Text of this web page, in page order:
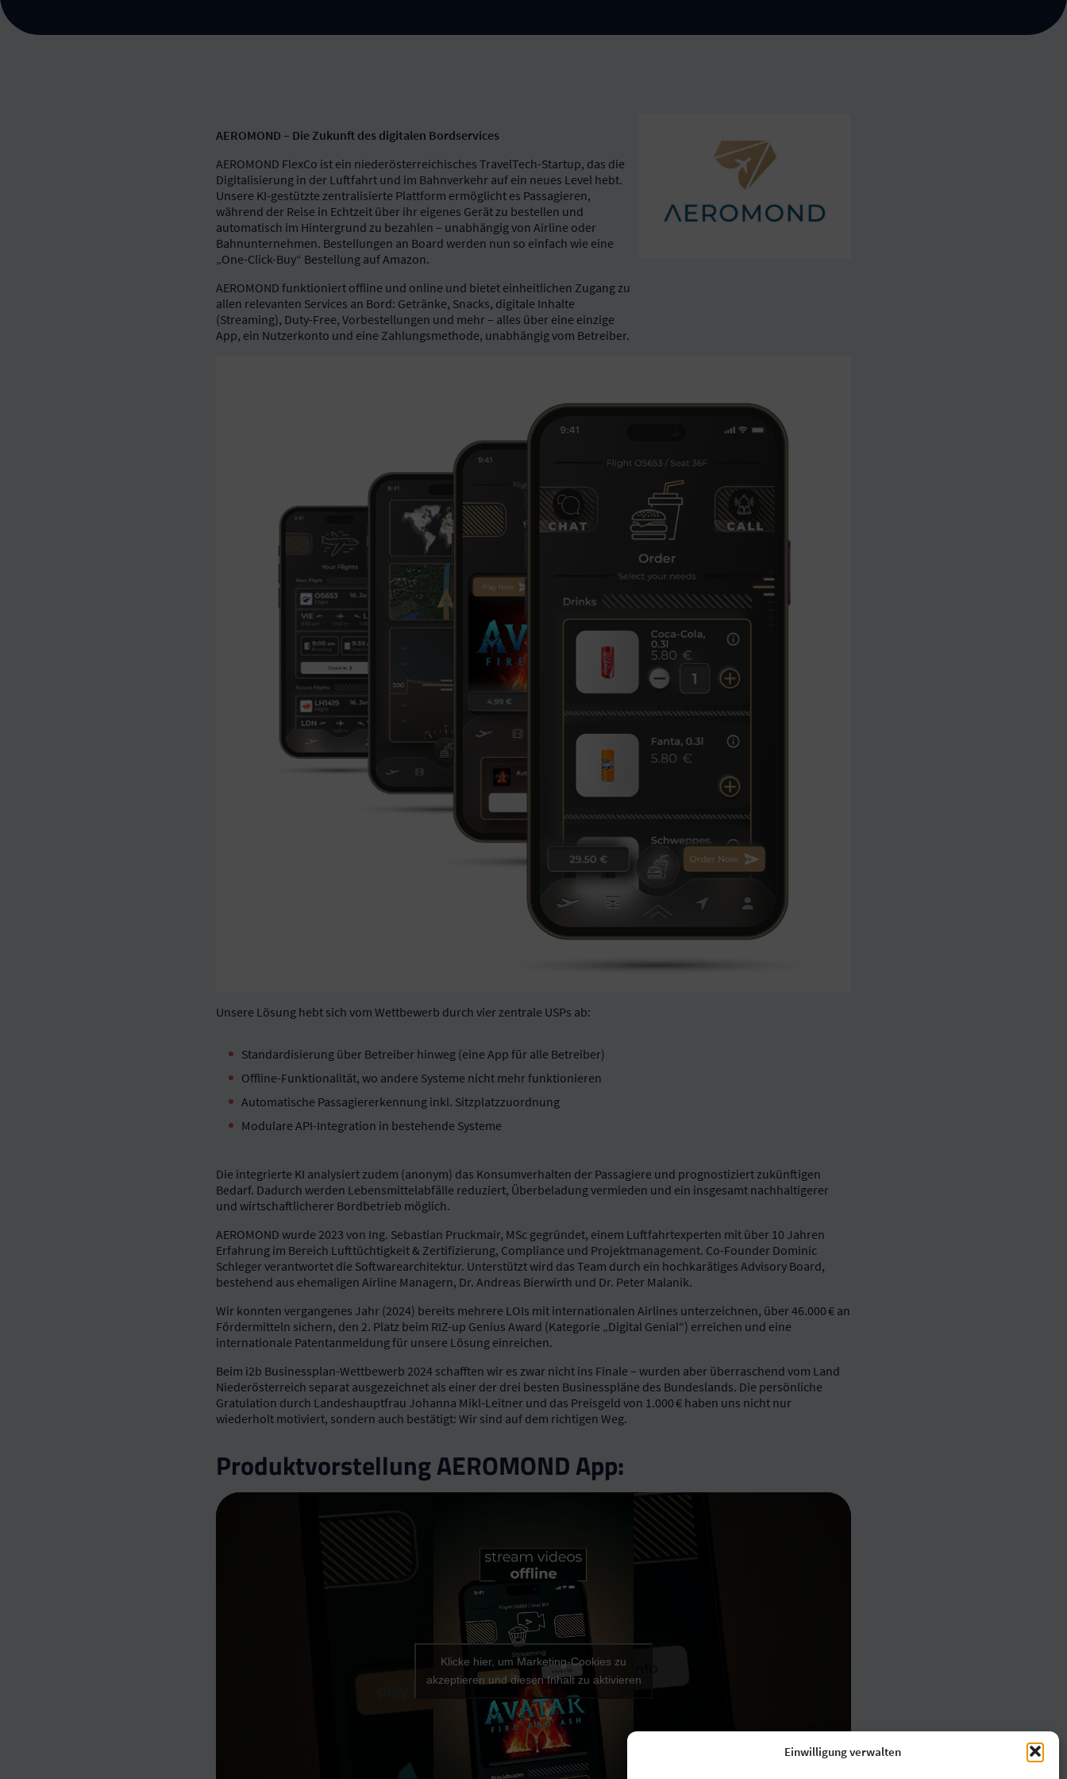
Einwilligung verwalten
AEROMOND – Die Zukunft des digitalen Bordservices
AEROMOND FlexCo ist ein niederösterreichisches TravelTech-Startup, das die
Digitalisierung in der Luftfahrt und im Bahnverkehr auf ein neues Level hebt.
Unsere KI-gestützte zentralisierte Plattform ermöglicht es Passagieren,
während der Reise in Echtzeit über ihr eigenes Gerät zu bestellen und
automatisch im Hintergrund zu bezahlen – unabhängig von Airline oder
Bahnunternehmen. Bestellungen an Board werden nun so einfach wie eine
„One-Click-Buy“ Bestellung auf Amazon.
AEROMOND funktioniert offline und online und bietet einheitlichen Zugang zu
allen relevanten Services an Bord: Getränke, Snacks, digitale Inhalte
(Streaming), Duty-Free, Vorbestellungen und mehr – alles über eine einzige
App, ein Nutzerkonto und eine Zahlungsmethode, unabhängig vom Betreiber.
Unsere Lösung hebt sich vom Wettbewerb durch vier zentrale USPs ab:
Standardisierung über Betreiber hinweg (eine App für alle Betreiber)
Offline-Funktionalität, wo andere Systeme nicht mehr funktionieren
Automatische Passagiererkennung inkl. Sitzplatzzuordnung
Modulare API-Integration in bestehende Systeme
Die integrierte KI analysiert zudem (anonym) das Konsumverhalten der Passagiere und prognostiziert zukünftigen
Bedarf. Dadurch werden Lebensmittelabfälle reduziert, Überbeladung vermieden und ein insgesamt nachhaltigerer
und wirtschaftlicherer Bordbetrieb möglich.
AEROMOND wurde 2023 von Ing. Sebastian Pruckmair, MSc gegründet, einem Luftfahrtexperten mit über 10 Jahren
Erfahrung im Bereich Lufttüchtigkeit & Zertifizierung, Compliance und Projektmanagement. Co-Founder Dominic
Schleger verantwortet die Softwarearchitektur. Unterstützt wird das Team durch ein hochkarätiges Advisory Board,
bestehend aus ehemaligen Airline Managern, Dr. Andreas Bierwirth und Dr. Peter Malanik.
Wir konnten vergangenes Jahr (2024) bereits mehrere LOIs mit internationalen Airlines unterzeichnen, über 46.000 € an
Fördermitteln sichern, den 2. Platz beim RIZ-up Genius Award (Kategorie „Digital Genial“) erreichen und eine
internationale Patentanmeldung für unsere Lösung einreichen.
Beim i2b Businessplan-Wettbewerb 2024 schafften wir es zwar nicht ins Finale – wurden aber überraschend vom Land
Niederösterreich separat ausgezeichnet als einer der drei besten Businesspläne des Bundeslands. Die persönliche
Gratulation durch Landeshauptfrau Johanna Mikl-Leitner und das Preisgeld von 1.000 € haben uns nicht nur
wiederholt motiviert, sondern auch bestätigt: Wir sind auf dem richtigen Weg.
Produktvorstellung AEROMOND App:
Klicke hier, um Marketing-Cookies zu
akzeptieren und diesen Inhalt zu aktivieren